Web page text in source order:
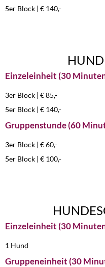
Einzeleinheit (30
1 Hund
Gruppeneinheit (30
Einzeleinheit (30
3er Block | € 85,-
5er Block | € 140,-
Gruppenstunde (60
3er Block | € 60,-
5er Block | € 100,-
5er Block | € 140,-